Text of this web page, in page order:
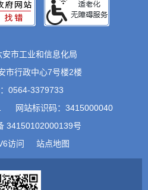
市工业和信息化局
市行政中心7号楼2楼
0564-3379733
网站标识码：3415000040
34150102000139号
访问
站点地图